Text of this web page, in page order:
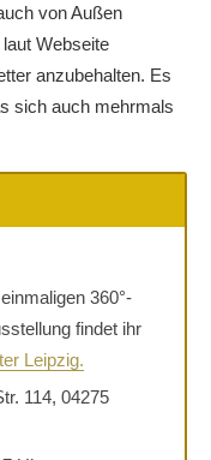
von Außen
Webseite
anzubehalten. Es
sich auch mehrmals
360°-
findet ihr
Leipzig.
114, 04275